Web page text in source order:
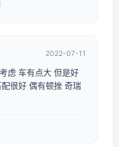
2022-07-11
虑 车有点大 但是好
很好 偶有顿挫 奇瑞